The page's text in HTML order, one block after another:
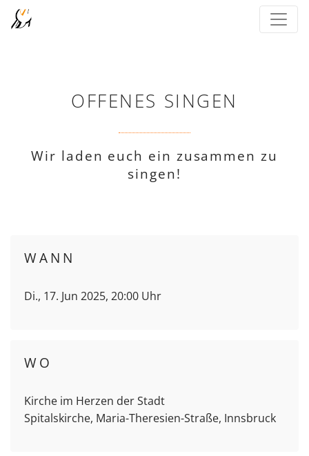
OFFENES SINGEN
Wir laden euch ein zusammen zu
singen!
WANN
Di., 17. Jun 2025, 20:00 Uhr
WO
Kirche im Herzen der Stadt
Spitalskirche, Maria-Theresien-Straße, Innsbruck